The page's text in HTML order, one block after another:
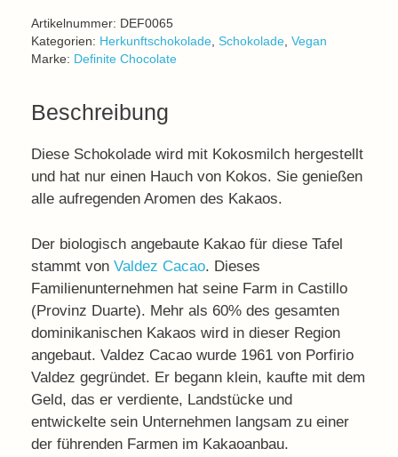
Artikelnummer: DEF0065
Kategorien: Herkunftschokolade, Schokolade, Vegan
Marke: Definite Chocolate
Beschreibung
Diese Schokolade wird mit Kokosmilch hergestellt
und hat nur einen Hauch von Kokos. Sie genießen
alle aufregenden Aromen des Kakaos.
Der biologisch angebaute Kakao für diese Tafel
stammt von Valdez Cacao. Dieses
Familienunternehmen hat seine Farm in Castillo
(Provinz Duarte). Mehr als 60% des gesamten
dominikanischen Kakaos wird in dieser Region
angebaut. Valdez Cacao wurde 1961 von Porfirio
Valdez gegründet. Er begann klein, kaufte mit dem
Geld, das er verdiente, Landstücke und
entwickelte sein Unternehmen langsam zu einer
der führenden Farmen im Kakaoanbau.